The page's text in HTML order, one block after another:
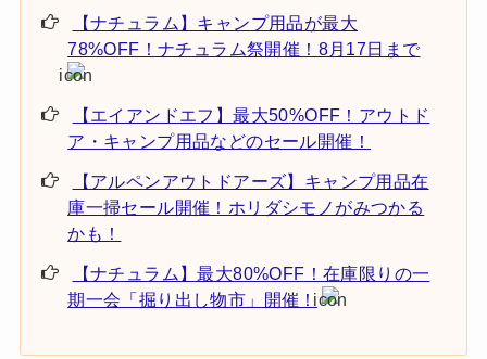
【ナチュラム】キャンプ用品が最大
78%OFF！ナチュラム祭開催！8月17日まで
【エイアンドエフ】最大50%OFF！アウトド
ア・キャンプ用品などのセール開催！
【アルペンアウトドアーズ】キャンプ用品在
庫一掃セール開催！ホリダシモノがみつかる
かも！
【ナチュラム】最大80%OFF！在庫限りの一
期一会「掘り出し物市」開催！